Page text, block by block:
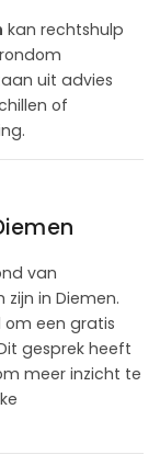
kan rechtshulp
uit advies
of
van
in Diemen.
een gratis
gesprek heeft
meer inzicht te